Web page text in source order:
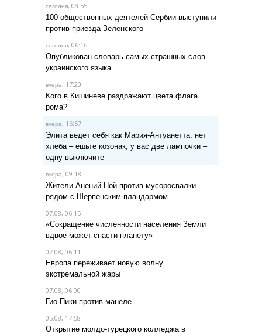
сегодня, 08:55
100 общественных деятелей Сербии выступили
против приезда Зеленского
сегодня, 06:16
Опубликован словарь самых страшных слов
украинского языка
вчера, 17:20
Кого в Кишиневе раздражают цвета флага
рома?
вчера, 16:57
Элита ведет себя как Мария-Антуанетта: нет
хлеба – ешьте козонак, у вас две лампочки –
одну выключите
вчера, 09:18
Жители Анений Ной против мусоросвалки
рядом с Шерпенским плацдармом
07.08, 06:15
«Сокращение численности населения Земли
вдвое может спасти планету»
07.08, 06:11
Европа переживает новую волну
экстремальной жары
07.08, 06:00
Гио Пики против манеле
05.08, 17:58
Открытие молдо-турецкого колледжа в